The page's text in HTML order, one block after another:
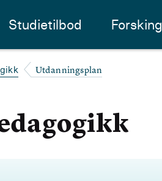
Studietilbod Forsking
Utdanningsplan